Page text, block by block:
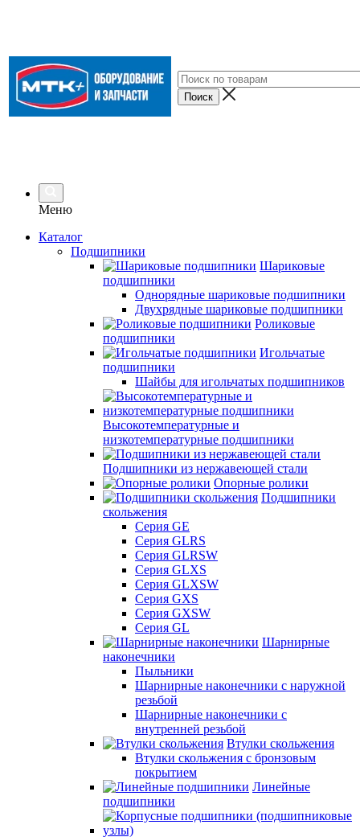
Меню
Каталог
Подшипники
Шариковые
подшипники
Однорядные шариковые подшипники
Двухрядные шариковые подшипники
Роликовые
подшипники
Игольчатые
подшипники
Шайбы для игольчатых подшипников
Высокотемпературные и
низкотемпературные подшипники
Подшипники из нержавеющей стали
Опорные ролики
Подшипники
скольжения
Серия GE
Серия GLRS
Серия GLRSW
Серия GLXS
Серия GLXSW
Серия GXS
Серия GXSW
Серия GL
Шарнирные
наконечники
Пыльники
Шарнирные наконечники с наружной
резьбой
Шарнирные наконечники с
внутренней резьбой
Втулки скольжения
Втулки скольжения с бронзовым
покрытием
Линейные
подшипники